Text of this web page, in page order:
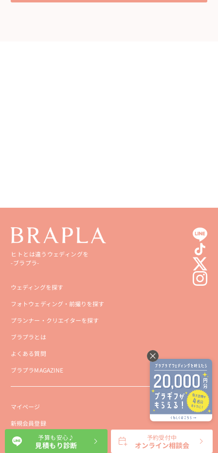
ヒトとは違うウェディングを
-ブラプラ-
ウェディングを探す
フォトウェディング・前撮りを探す
プランナー・クリエイターを探す
ブラプラとは
よくある質問
ブラプラMAGAZINE
マイページ
新規会員登録
会社概要
予算も安心♪
見積もり診断
予約受付中
オンライン相談会